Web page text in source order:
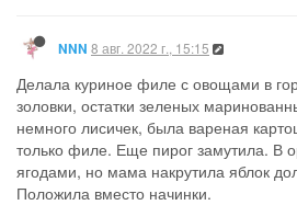
NNN 8 авг. 2022 г., 15:15
Делала куриное филе с овощами в
золовки, остатки зеленых
немного лисичек, была вареная
только филе. Еще пирог замутила. В
ягодами, но мама накрутила яблок
Положила вместо начинки.